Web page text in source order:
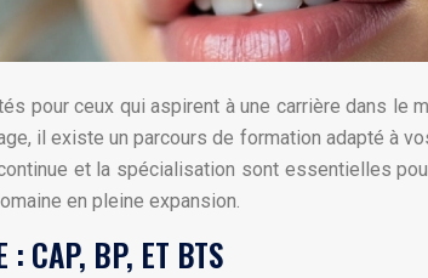
pour ceux qui aspirent à une carrière dans
il existe un parcours de formation adapté à
et la spécialisation sont essentielles
en pleine expansion.
: CAP, BP, ET BTS